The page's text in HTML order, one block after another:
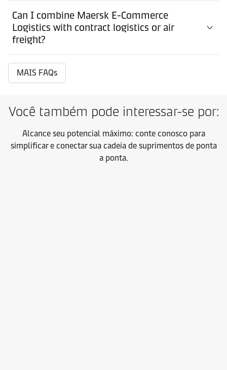
Can I combine Maersk E-Commerce
Logistics with contract logistics or air
freight?
MAIS FAQs
Você também pode interessar-se por:
Alcance seu potencial máximo: conte conosco para
simplificar e conectar sua cadeia de suprimentos de ponta
a ponta.